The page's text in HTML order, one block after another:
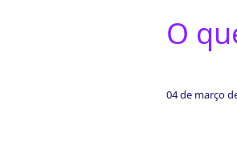
O
04 de março